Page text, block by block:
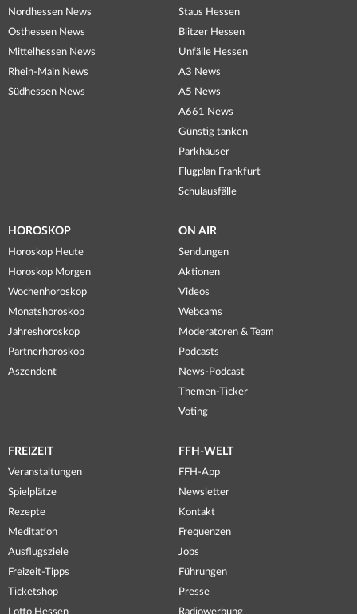
Nordhessen News
Osthessen News
Mittelhessen News
Rhein-Main News
Südhessen News
Staus Hessen
Blitzer Hessen
Unfälle Hessen
A3 News
A5 News
A661 News
Günstig tanken
Parkhäuser
Flugplan Frankfurt
Schulausfälle
HOROSKOP
Horoskop Heute
Horoskop Morgen
Wochenhoroskop
Monatshoroskop
Jahreshoroskop
Partnerhoroskop
Aszendent
ON AIR
Sendungen
Aktionen
Videos
Webcams
Moderatoren & Team
Podcasts
News-Podcast
Themen-Ticker
Voting
FREIZEIT
Veranstaltungen
Spielplätze
Rezepte
Meditation
Ausflugsziele
Freizeit-Tipps
Ticketshop
Lotto Hessen
FFH-WELT
FFH-App
Newsletter
Kontakt
Frequenzen
Jobs
Führungen
Presse
Radiowerbung